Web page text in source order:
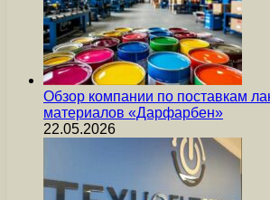
Обзор компании по поставкам
материалов «Дарфарбен»
22.05.2026